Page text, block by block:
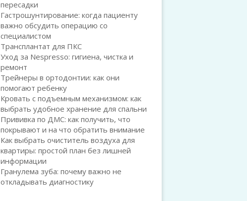
пересадки
Гастрошунтирование: когда пациенту
важно обсудить операцию со
специалистом
Трансплантат для ПКС
Уход за Nespresso: гигиена, чистка и
ремонт
Трейнеры в ортодонтии: как они
помогают ребенку
Кровать с подъемным механизмом: как
выбрать удобное хранение для спальни
Прививка по ДМС: как получить, что
покрывают и на что обратить внимание
Как выбрать очиститель воздуха для
квартиры: простой план без лишней
информации
Гранулема зуба: почему важно не
откладывать диагностику